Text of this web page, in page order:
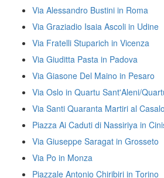
Via Alessandro Bustini in Roma
Via Graziadio Isaia Ascoli in Udine
Via Fratelli Stuparich in Vicenza
Via Giuditta Pasta in Padova
Via Giasone Del Maino in Pesaro
Via Oslo in Quartu Sant'Aleni/
Via Santi Quaranta Martiri al
Piazza Ai Caduti di Nassiriya in
Via Giuseppe Saragat in Grosseto
Via Po in Monza
Piazzale Antonio Chiribiri in Torino